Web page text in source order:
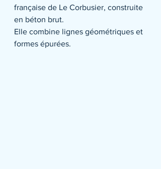
française de Le Corbusier, construite
en béton brut.
Elle combine lignes géométriques et
formes épurées.